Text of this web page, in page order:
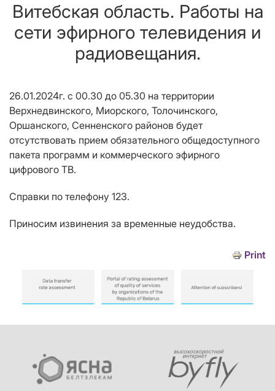
Витебская область. Работы на
сети эфирного телевидения и
радиовещания.
26.01.2024г. с 00.30 до 05.30 на территории
Верхнедвинского, Миорского, Толочинского,
Оршанского, Сенненского районов будет
отсутствовать прием обязательного общедоступного
пакета программ и коммерческого эфирного
цифрового ТВ.
Справки по телефону 123.
Приносим извинения за временные неудобства.
Print